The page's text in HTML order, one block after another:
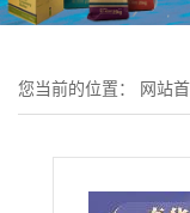
您当前的位置： 网站